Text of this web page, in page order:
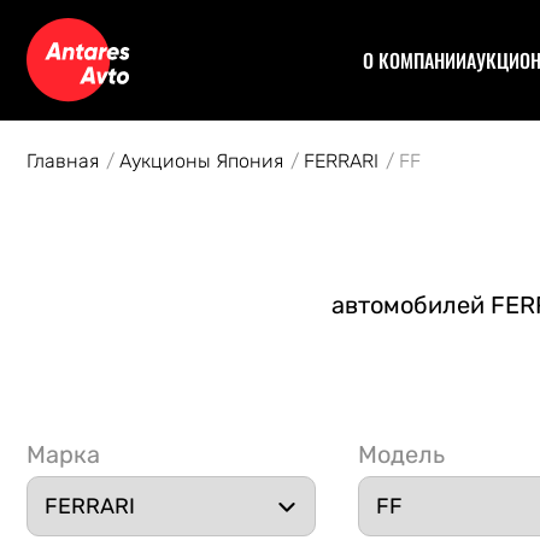
О КОМПАНИИ
Главная Аукционы Япония FERRARI FF
автомобилей
Марка Модель